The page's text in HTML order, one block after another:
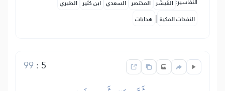
المُيسَّر المختصر السعدي ابن كثير الطبري
النفحات المكية | هدايات
5
:
99